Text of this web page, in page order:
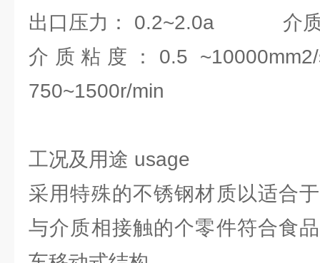
出口压力： 0.2~2.0a 介质
介质粘度：0.5
750~1500r/min
工况及用途 usage
采用特殊的不锈钢材质以适合
与介质相接触的个零件符合食